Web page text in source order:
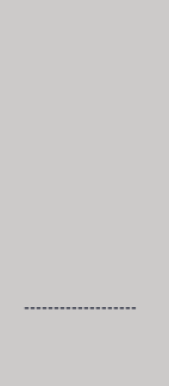
-------------------